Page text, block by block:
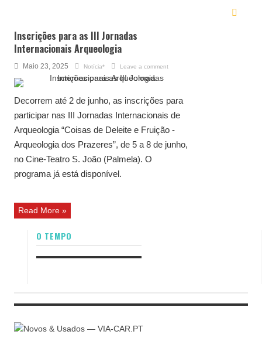
Inscrições para as III Jornadas
Internacionais Arqueologia
Maio 23, 2025 Notícia* Leave a comment
Decorrem até 2 de junho, as inscrições para
participar nas III Jornadas Internacionais de
Arqueologia “Coisas de Deleite e Fruição -
Arqueologia dos Prazeres”, de 5 a 8 de junho,
no Cine-Teatro S. João (Palmela). O
programa já está disponível.
Read More »
O TEMPO